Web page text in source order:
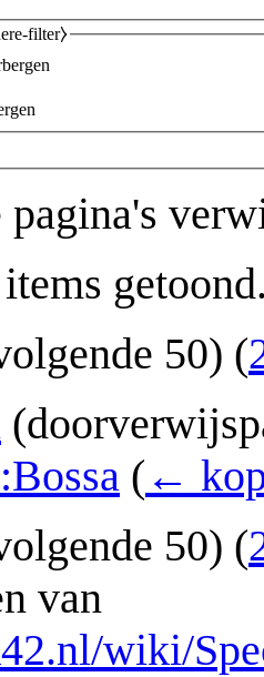
filter⧽
pagina's
50) (
( ←
50) (
van
wiki/